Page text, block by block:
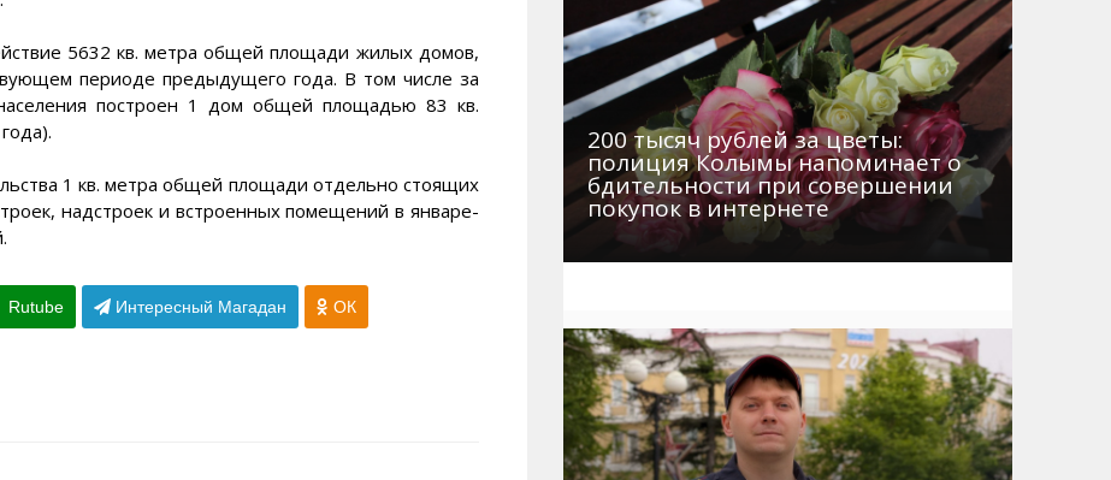
5632 кв. метра общей площади жилых домов,
периоде предыдущего года. В том числе за
построен 1 дом общей площадью 83 кв.
1 кв. метра общей площади отдельно стоящих
надстроек и встроенных помещений в январе-
Rutube Интересный Магадан ОК
200 тысяч рублей за цветы:
полиция Колымы напоминает о
бдительности при совершении
покупок в интернете